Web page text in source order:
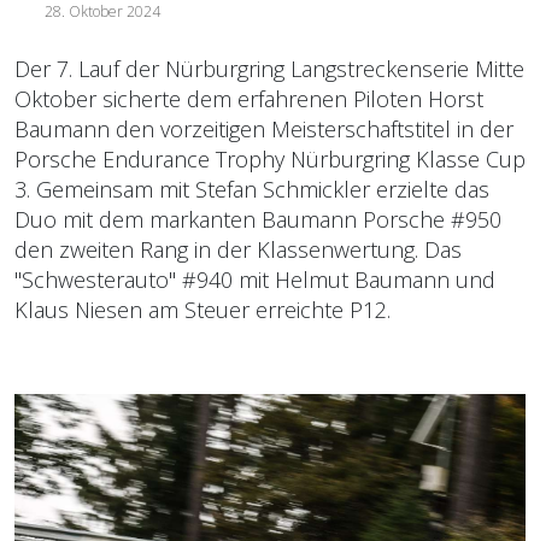
28. Oktober 2024
Der 7. Lauf der Nürburgring Langstreckenserie Mitte
Oktober sicherte dem erfahrenen Piloten Horst
Baumann den vorzeitigen Meisterschaftstitel in der
Porsche Endurance Trophy Nürburgring Klasse Cup
3. Gemeinsam mit Stefan Schmickler erzielte das
Duo mit dem markanten Baumann Porsche #950
den zweiten Rang in der Klassenwertung. Das
"Schwesterauto" #940 mit Helmut Baumann und
Klaus Niesen am Steuer erreichte P12.